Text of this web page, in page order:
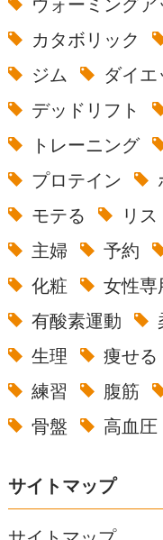
ウォーミングア
カタボリック
ジム
ダイエ
デッドリフト
トレーニング
プロテイン
モテる
リ
主婦
予約
化粧
女性専
有酸素運動
生理
痩せる
練習
腹筋
骨盤
高血圧
サイトマップ